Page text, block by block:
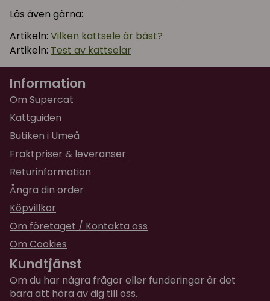
Läs även gärna:
Artikeln: Vilken kattsele är bäst?
Artikeln: Test av kattselar
Information
Om Supercat
Kattguiden
Butiken i Umeå
Fraktpriser & leveranser
Returinformation
Ångra din order
Köpvillkor
Om företaget / Kontakta oss
Om Cookies
Kundtjänst
Om du har några frågor eller funderingar är det
bara att höra av dig till oss.